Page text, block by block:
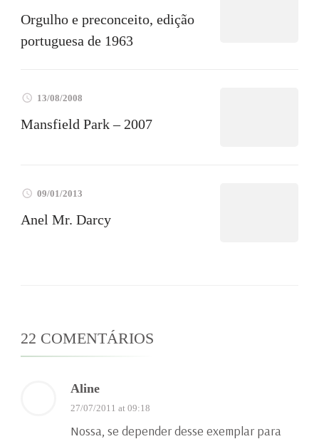
Orgulho e preconceito, edição
portuguesa de 1963
13/08/2008
Mansfield Park – 2007
09/01/2013
Anel Mr. Darcy
22 COMENTÁRIOS
Aline
27/07/2011 at 09:18
Nossa, se depender desse exemplar para